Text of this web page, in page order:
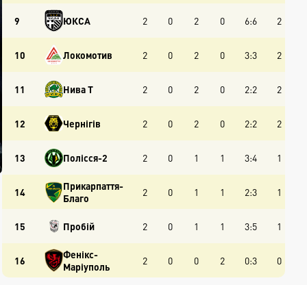
9 ЮКСА 2 0 2 0 6:6 2
10 Локомотив 2 0 2 0 3:3 2
11 Нива Т 2 0 2 0 2:2 2
12 Чернігів 2 0 2 0 2:2 2
13 Полісся-2 2 0 1 1 3:4 1
14
Прикарпаття-
Благо
2 0 1 1 2:3 1
15 Пробій 2 0 1 1 3:5 1
16
Фенікс-
Маріуполь
2 0 0 2 0:3 0